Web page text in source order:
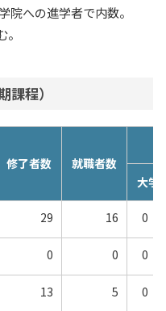
院への進学者で内数。
課程）
修了者数
就職者数
大学
29 16 0
0 0 0
13 5 0